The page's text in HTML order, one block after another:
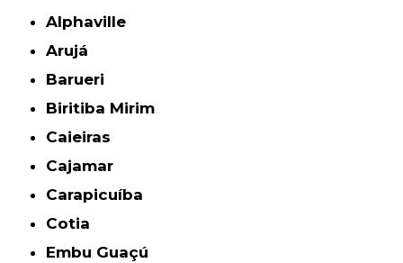
Alphaville
Arujá
Barueri
Biritiba Mirim
Caieiras
Cajamar
Carapicuíba
Cotia
Embu Guaçú